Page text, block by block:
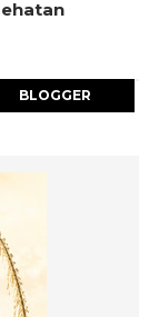
BLOGGER